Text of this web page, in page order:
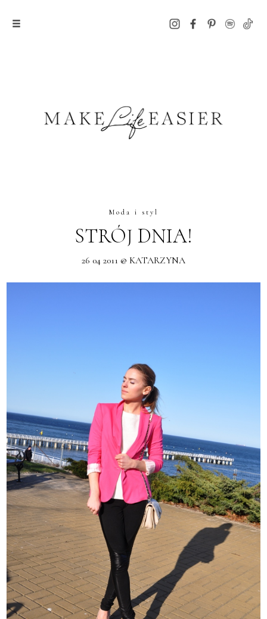
Moda i styl
STRÓJ DNIA!
26 04 2011 @ KATARZYNA